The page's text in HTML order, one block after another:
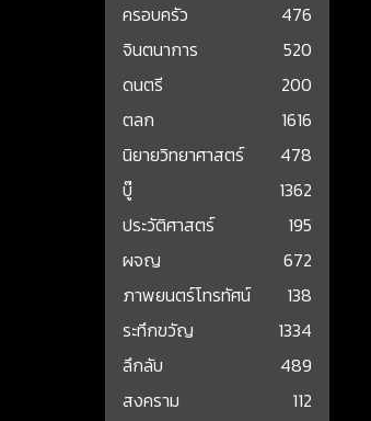
ครอบครัว
476
จินตนาการ
520
ดนตรี
200
ตลก
1616
นิยายวิทยาศาสตร์
478
บู๊
1362
ประวัติศาสตร์
195
ผจญ
672
ภาพยนตร์โทรทัศน์
138
ระทึกขวัญ
1334
ลึกลับ
489
สงคราม
112